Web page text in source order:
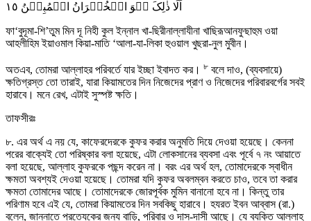
اَلَا ذٰلِکَ ہُوَ الۡخُسۡرَانُ الۡمُبِیۡنُ ١٥
ফা‘বুদূমা-শি’তুম মিন দূ নিহী কুল ইন্নাল খা-ছিরীনাল্লাযীনা খাছিরূআনফুছাহুম ওয়া
আহলীহিম ইয়াওমাল কিয়া-মাতি ‘আলা-যা-লিকা হুওয়াল খুছরা-নুল মুবীন।
অতএব, তোমরা আল্লাহর পরিবর্তে যার ইচ্ছা ইবাদত কর। ৮ বলে দাও, (ব্যবসায়ে)
ক্ষতিগ্রস্ত তো তারাই, যারা কিয়ামতের দিন নিজেদের প্রাণ ও নিজেদের পরিবারবর্গের সবই
হারাবে। মনে রেখ, এটাই সুস্পষ্ট ক্ষতি।
তাফসীরঃ
৮. এর অর্থ এ নয় যে, কাফেরদেরকে কুফর করার অনুমতি দিয়ে দেওয়া হয়েছে। কেননা
পরের বাক্যেই তো পরিষ্কার বলা হয়েছে, এটা লোকসানের ব্যবসা এবং পূর্বে ৭ নং আয়াতে
বলা হয়েছে, আল্লাহ কুফরকে পছন্দ করেন না। বরং এর অর্থ হল, তোমাদেরকে স্বাধীন
ক্ষমতা অবশ্যই দেওয়া হয়েছে। তোমরা যদি কুফর অবলম্বন করতে চাও, তবে তা করার
ক্ষমতা তোমাদের আছে। তোমাদেরকে জোরপূর্বক মুমিন বানানো হবে না। কিন্তু তার
পরিণাম হবে এই যে, তোমরা কিয়ামতের দিন সবকিছু হারাবে। হযরত ইবন আব্বাস (রা.)
বলেন, জান্নাতে প্রত্যেকের জন্য বাড়ি, পরিবার ও দাস-দাসী আছে। যে ব্যক্তি আল্লাহ